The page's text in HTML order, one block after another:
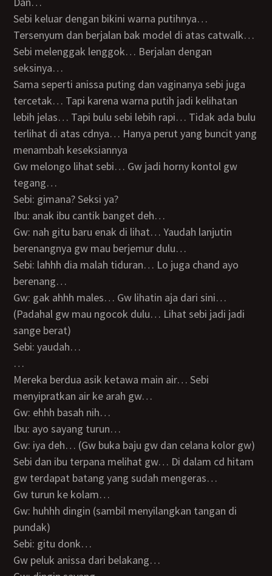
Sebi keluar dengan bikini warna putihnya…
Tersenyum dan berjalan bak model di atas catwalk…
Sebi melenggak lenggok… Berjalan dengan
seksinya…
Sama seperti anissa puting dan vaginanya sebi juga
tercetak… Tapi karena warna putih jadi kelihatan
lebih jelas… Tapi bulu sebi lebih rapi… Tidak ada bulu
terlihat di atas cdnya… Hanya perut yang buncit yang
menambah keseksiannya
Gw melongo lihat sebi… Gw jadi horny kontol gw
tegang…
Sebi: gimana? Seksi ya?
Ibu: anak ibu cantik banget deh…
Gw: nah gitu baru enak di lihat… Yaudah lanjutin
berenangnya gw mau berjemur dulu…
Sebi: lahhh dia malah tiduran… Lo juga chand ayo
berenang…
Gw: gak ahhh males… Gw lihatin aja dari sini…
(Padahal gw mau ngocok dulu… Lihat sebi jadi jadi
sange berat)
Sebi: yaudah…
…
Mereka berdua asik ketawa main air… Sebi
menyipratkan air ke arah gw…
Gw: ehhh basah nih…
Ibu: ayo sayang turun…
Gw: iya deh… (Gw buka baju gw dan celana kolor gw)
Sebi dan ibu terpana melihat gw… Di dalam cd hitam
gw terdapat batang yang sudah mengeras…
Gw turun ke kolam…
Gw: huhhh dingin (sambil menyilangkan tangan di
pundak)
Sebi: gitu donk…
Gw peluk anissa dari belakang…